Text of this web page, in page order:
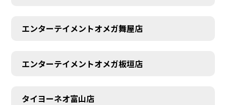
エンターテイメントオメガ舞屋店
エンターテイメントオメガ板垣店
タイヨーネオ富山店